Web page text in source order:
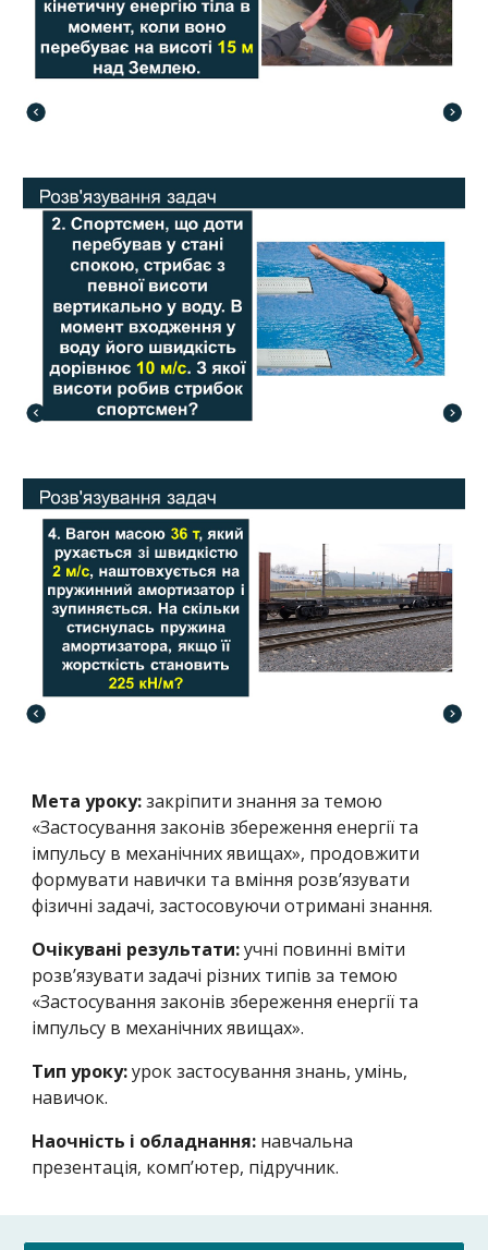
Мета уроку:закріпити знання за темою
«Застосування законів збереження енергії та
імпульсу в механічних явищах», продовжити
формувати навички та вміння розв’язувати
фізичні задачі, застосовуючи отримані знання.
Очікувані результати:учні повинні вміти
розв’язувати задачі різних типів за темою
«Застосування законів збереження енергії та
імпульсу в механічних явищах».
Тип уроку:урок застосування знань, умінь,
навичок.
Наочність і обладнання: навчальна
презентація, комп’ютер, підручник.